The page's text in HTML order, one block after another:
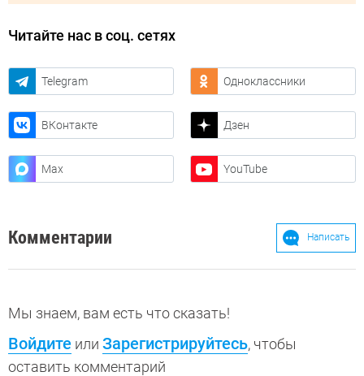
Читайте нас в соц. сетях
Telegram Одноклассники
ВКонтакте Дзен
Max YouTube
Комментарии Написать
Мы знаем, вам есть что сказать!
Войдите или Зарегистрируйтесь, чтобы
оставить комментарий